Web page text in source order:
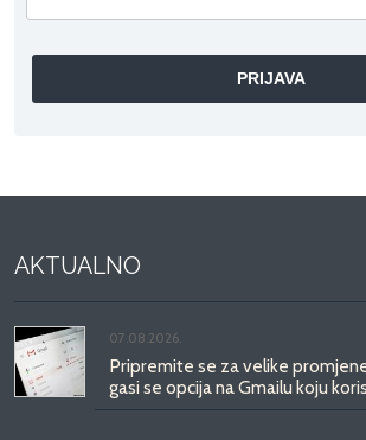
AKTUALNO
07.08.2026.
Pripremite se za velike
gasi se opcija na Gmailu koju